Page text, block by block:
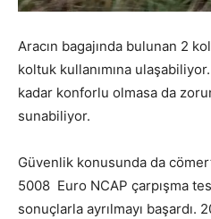
Aracın bagajında bulunan 2
koltuk kullanımına
kadar konforlu olmasa da
sunabiliyor.
Güvenlik konusunda da
5008 Euro NCAP çarpışma
sonuçlarla ayrılmayı başardı.